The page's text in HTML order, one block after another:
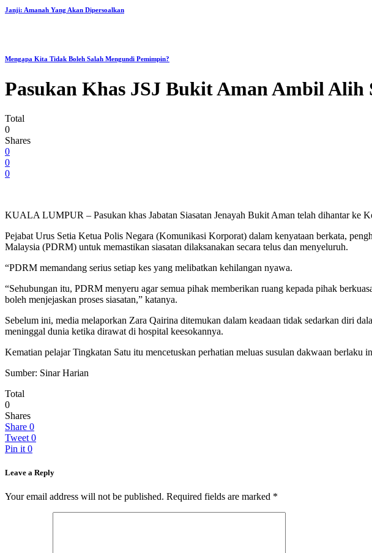
Janji: Amanah Yang Akan Dipersoalkan
Mengapa Kita Tidak Boleh Salah Mengundi Pemimpin?
Pasukan Khas JSJ Bukit Aman Ambil Alih
Total
0
Shares
0
0
0
KUALA LUMPUR – Pasukan khas Jabatan Siasatan Jenayah Bukit Aman telah dihantar ke
Pejabat Urus Setia Ketua Polis Negara (Komunikasi Korporat) dalam kenyataan berkata,
Malaysia (PDRM) untuk memastikan siasatan dilaksanakan secara telus dan menyeluruh.
“PDRM memandang serius setiap kes yang melibatkan kehilangan nyawa.
“Sehubungan itu, PDRM menyeru agar semua pihak memberikan ruang kepada pihak
boleh menjejaskan proses siasatan,” katanya.
Sebelum ini, media melaporkan Zara Qairina ditemukan dalam keadaan tidak sedarkan diri
meninggal dunia ketika dirawat di hospital keesokannya.
Kematian pelajar Tingkatan Satu itu mencetuskan perhatian meluas susulan dakwaan berlaku
Sumber: Sinar Harian
Total
0
Shares
Share 0
Tweet 0
Pin it 0
Leave a Reply
Your email address will not be published. Required fields are marked *